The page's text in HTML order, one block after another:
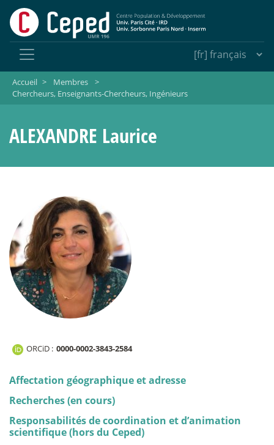
Accueil > Membres
>
Chercheurs, Enseignants-Chercheurs, Ingénieurs
ALEXANDRE Laurice
ORCiD : 0000-0002-3843-2584
Affectation géographique et adresse
Recherches (en cours)
Responsabilités de coordination et d’animation
scientifique (hors du Ceped)